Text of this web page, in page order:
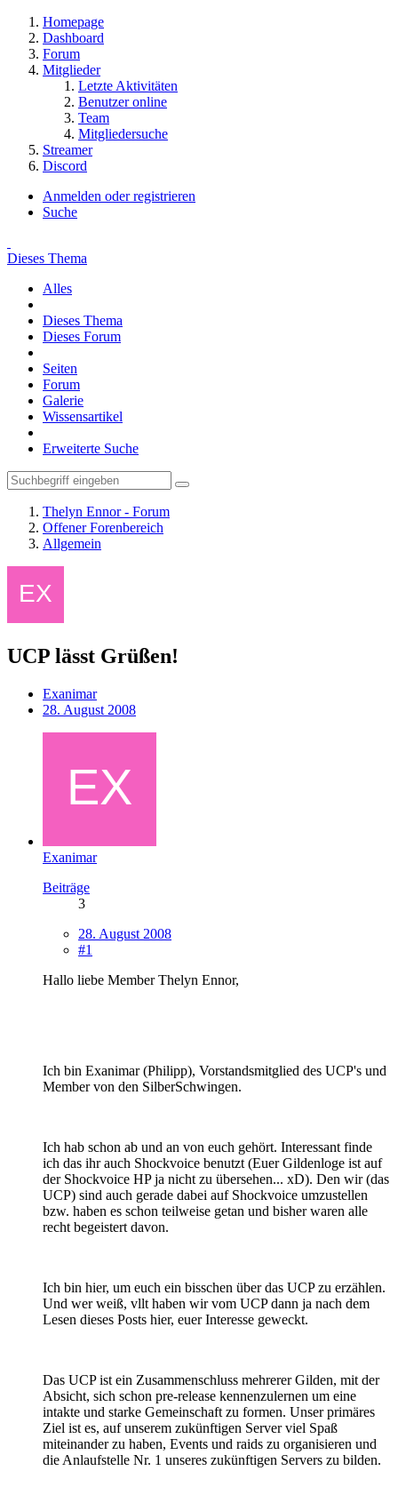
Homepage
Dashboard
Forum
Mitglieder
Letzte Aktivitäten
Benutzer online
Team
Mitgliedersuche
Streamer
Discord
Anmelden oder registrieren
Suche
Dieses Thema
Alles
Dieses Thema
Dieses Forum
Seiten
Forum
Galerie
Wissensartikel
Erweiterte Suche
Thelyn Ennor - Forum
Offener Forenbereich
Allgemein
UCP lässt Grüßen!
Exanimar
28. August 2008
Exanimar
Beiträge
3
28. August 2008
#1
Hallo liebe Member Thelyn Ennor,
Ich bin Exanimar (Philipp), Vorstandsmitglied des UCP's und
Member von den SilberSchwingen.
Ich hab schon ab und an von euch gehört. Interessant finde
ich das ihr auch Shockvoice benutzt (Euer Gildenloge ist auf
der Shockvoice HP ja nicht zu übersehen... xD). Den wir (das
UCP) sind auch gerade dabei auf Shockvoice umzustellen
bzw. haben es schon teilweise getan und bisher waren alle
recht begeistert davon.
Ich bin hier, um euch ein bisschen über das UCP zu erzählen.
Und wer weiß, vllt haben wir vom UCP dann ja nach dem
Lesen dieses Posts hier, euer Interesse geweckt.
Das UCP ist ein Zusammenschluss mehrerer Gilden, mit der
Absicht, sich schon pre-release kennenzulernen um eine
intakte und starke Gemeinschaft zu formen. Unser primäres
Ziel ist es, auf unserem zukünftigen Server viel Spaß
miteinander zu haben, Events und raids zu organisieren und
die Anlaufstelle Nr. 1 unseres zukünftigen Servers zu bilden.